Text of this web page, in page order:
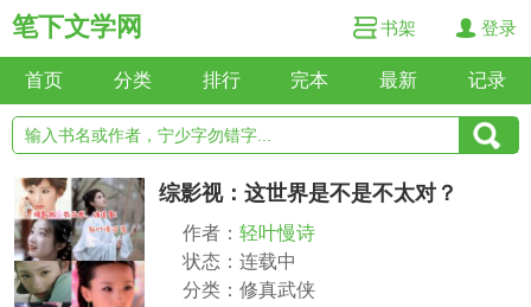
笔下文学网 书架 登录
首页 分类 排行 完本 最新 记录
综影视：这世界是不是不太对？
作者： 轻叶慢诗
状态：连载中
分类：修真武侠